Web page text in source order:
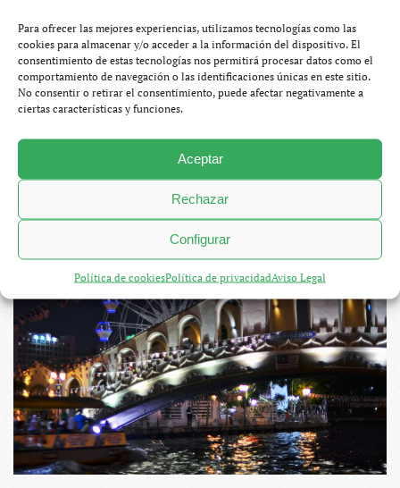
Para ofrecer las mejores experiencias, utilizamos tecnologías como las
cookies para almacenar y/o acceder a la información del dispositivo. El
consentimiento de estas tecnologías nos permitirá procesar datos como el
comportamiento de navegación o las identificaciones únicas en este sitio.
No consentir o retirar el consentimiento, puede afectar negativamente a
ciertas características y funciones.
Aceptar
Rechazar
Configurar
Política de cookiesPolítica de privacidadAviso Legal
CONTINUAR LEYENDO
10. Malaca, make it happen
SERGIO OTEGUI PALACIOS
BLOG,MALASIA Y CAMBOYA 16 COMENTARIOS
MALACA,